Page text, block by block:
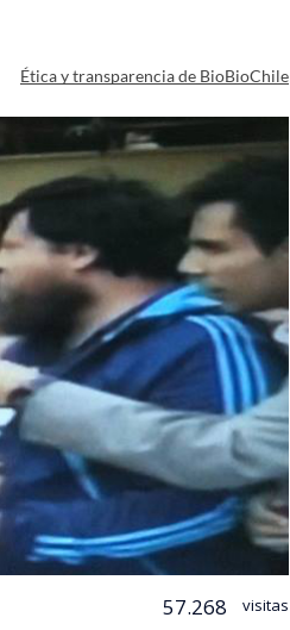
Ética y transparencia de BioBioChile
57.268 visitas